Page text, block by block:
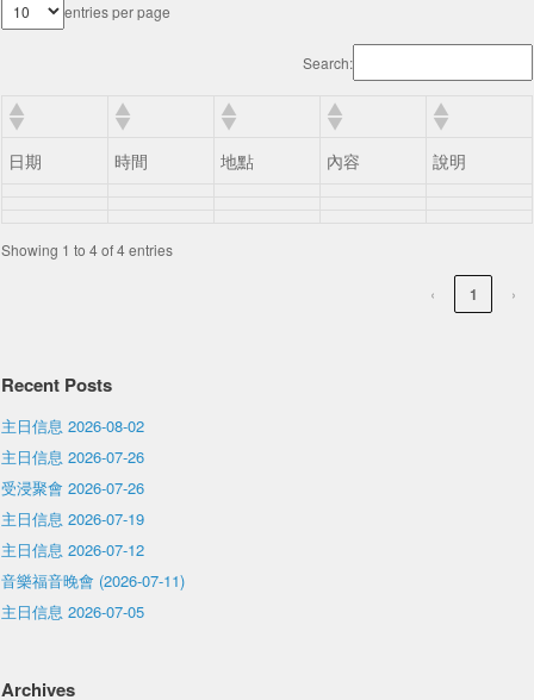
entries per page
Search:
日期 時間 地點 內容 說明
Showing 1 to 4 of 4 entries
‹ 1 ›
Recent Posts
主日信息 2026-08-02
主日信息 2026-07-26
受浸聚會 2026-07-26
主日信息 2026-07-19
主日信息 2026-07-12
音樂福音晚會 (2026-07-11)
主日信息 2026-07-05
Archives